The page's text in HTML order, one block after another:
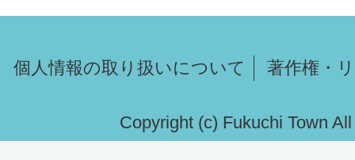
個人情報の取り扱いについて 著作権・
Copyright (c) Fukuchi Town